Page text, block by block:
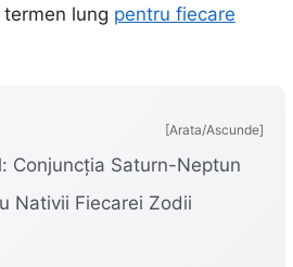
lung pentru fiecare
[Arata/Ascunde]
Conjuncția Saturn-Neptun
Nativii Fiecarei Zodii